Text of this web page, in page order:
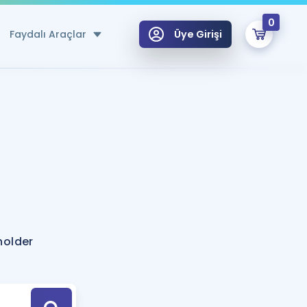
Faydalı Araçlar
Hesaplama Aracı
için Öneriler
Tek Takvimde
Üye Girişi
0
Hoca ile seni sınava hazırlayacak onlarca eğitim seni bekliyor!